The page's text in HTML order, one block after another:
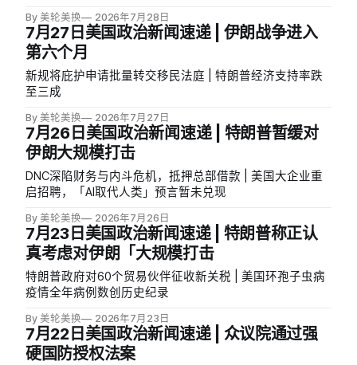
By 美轮美换 2026年7月28日
7月27日美国政治新闻速递 | 伊朗战争进入
第六个月
新规将庇护申请批量转交移民法庭 | 特朗普经济支持率跌
至三成
By 美轮美换 2026年7月27日
7月26日美国政治新闻速递 | 特朗普暂缓对
伊朗大规模打击
DNC深陷财务与内斗危机，抵押总部借款 | 美国大企业重
启招聘，「AI取代人类」预言暂未兑现
By 美轮美换 2026年7月26日
7月23日美国政治新闻速递 | 特朗普称正认
真考虑对伊朗「大规模打击
特朗普政府对60个贸易伙伴征收新关税 | 美国环孢子虫病
疫情全年病例数创历史纪录
By 美轮美换 2026年7月23日
7月22日美国政治新闻速递 | 众议院通过强
硬国防授权法案